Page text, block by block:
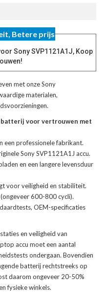
Betere prijs
Sony SVP1121A1J, Koop
met onzeSony
materialen,
batterij voor vertrouwen met
een professionele fabrikant.
Sony SVP1121A1J accu.
en een langere levensduur
voor veiligheid en stabiliteit.
600-800 cycli).
OEM-specificaties
en veiligheid van
accu moet een aantal
ondergaan. Bovendien
batterijrechtstreeks op
daarom ongeveer 20-50%
fysieke winkels.